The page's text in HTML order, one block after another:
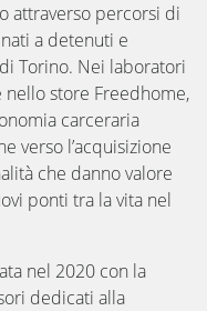
attraverso percorsi di
a detenuti e
Torino. Nei laboratori
nello store Freedhome,
carceraria
verso l’acquisizione
che dannovalore
ponti tra la vita nel
nel 2020 con la
dedicati alla